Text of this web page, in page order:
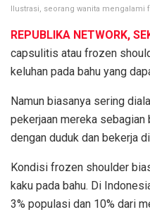
Ilustrasi, seorang wanita mengalami
REPUBLIKA NETWORK,
capsulitis atau frozen
keluhan pada bahu yang
Namun biasanya sering
pekerjaan mereka
dengan duduk dan bekerja
Kondisi frozen shoulder
kaku pada bahu. Di
3% populasi dan 10% dari